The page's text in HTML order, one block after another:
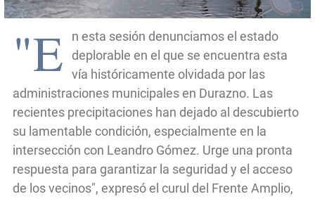
"E
n esta sesión denunciamos el estado
deplorable en el que se encuentra esta
vía históricamente olvidada por las
administraciones municipales en Durazno. Las
recientes precipitaciones han dejado al descubierto
su lamentable condición, especialmente en la
intersección con Leandro Gómez. Urge una pronta
respuesta para garantizar la seguridad y el acceso
de los vecinos", expresó el curul del Frente Amplio,